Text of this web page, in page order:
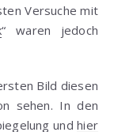
Versuche mit
“ waren jedoch
Bild diesen
sehen. In den
undhier